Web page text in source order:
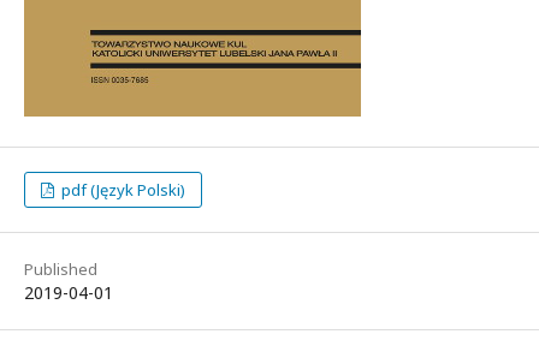
pdf (Język Polski)
Published
2019-04-01